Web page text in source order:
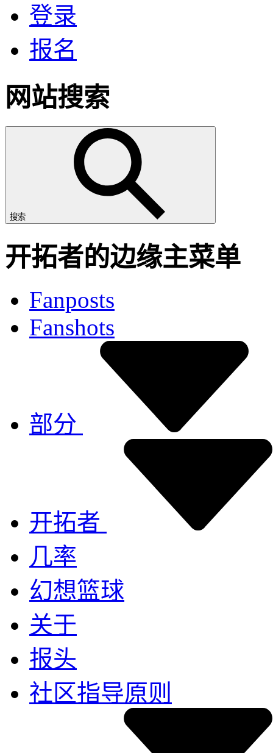
登录
报名
网站搜索
搜索
开拓者的边缘主菜单
Fanposts
Fanshots
部分
开拓者
几率
幻想篮球
关于
报头
社区指导原则